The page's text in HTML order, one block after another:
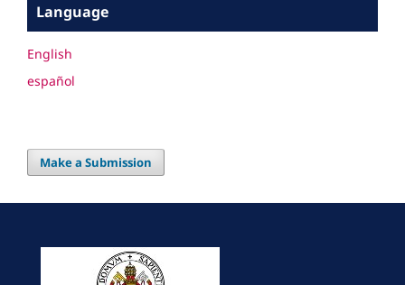
Language
English
español
Make a Submission